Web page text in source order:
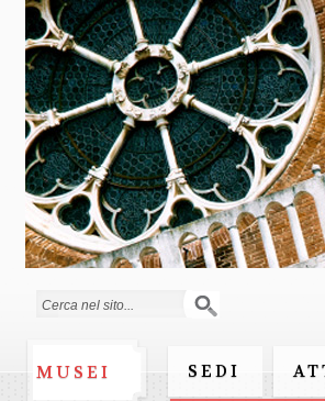
Form di ricerca
MUSEI SEDI